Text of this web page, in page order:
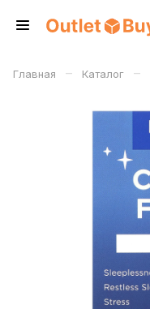
Главная – Каталог –